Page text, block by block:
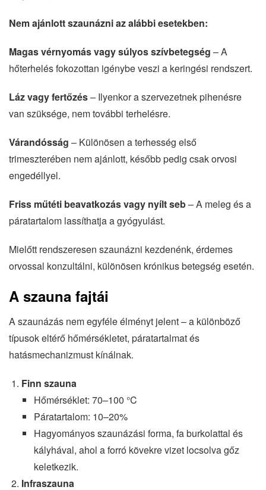
Nem ajánlott szaunázni az alábbi esetekben:
Magas vérnyomás vagy súlyos szívbetegség – A
hőterhelés fokozottan igénybe veszi a keringési rendszert.
Láz vagy fertőzés– Ilyenkor a szervezetnek pihenésre
van szüksége, nem további terhelésre.
Várandósság – Különösen a terhesség első
trimeszterében nem ajánlott, később pedig csak orvosi
engedéllyel.
Friss műtéti beavatkozás vagy nyílt seb– A meleg és a
páratartalom lassíthatja a gyógyulást.
Mielőtt rendszeresen szaunázni kezdenénk, érdemes
orvossal konzultálni, különösen krónikus betegség esetén.
A szauna fajtái
A szaunázás nem egyféle élményt jelent – a különböző
típusok eltérő hőmérsékletet, páratartalmat és
hatásmechanizmust kínálnak.
Finn szauna
Hőmérséklet: 70–100 °C
Páratartalom: 10–20%
Hagyományos szaunázási forma, fa burkolattal és
kályhával, ahol a forró kövekre vizet locsolva gőz
keletkezik.
Infraszauna